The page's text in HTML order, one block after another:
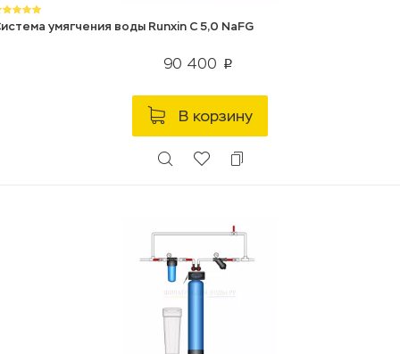
умягчения воды Runxin C 5,0 NaFG
90 400 p
В корзину